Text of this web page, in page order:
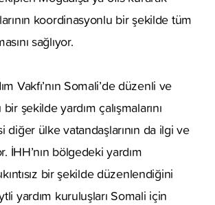
koordinasyonlu bir şekilde tüm
sağlıyor.
Vakfı’nın Somali’de düzenli ve
şekilde yardım çalışmalarını
diğer ülke vatandaşlarının da ilgi ve
İHH’nın bölgedeki yardım
bir şekilde düzenlendiğini
yardım kuruluşları Somali için